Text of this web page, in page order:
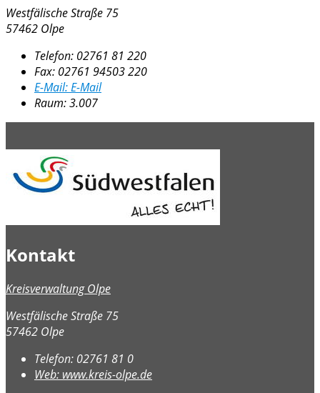
Westfälische Straße 75
57462 Olpe
Telefon: 02761 81 220
Fax: 02761 94503 220
E-Mail:E-Mail
Raum: 3.007
Kontakt
Kreisverwaltung Olpe
Westfälische Straße 75
57462 Olpe
Telefon: 02761 81 0
Web: www.kreis-olpe.de